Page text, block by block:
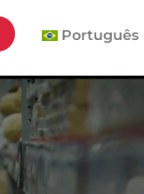
Português